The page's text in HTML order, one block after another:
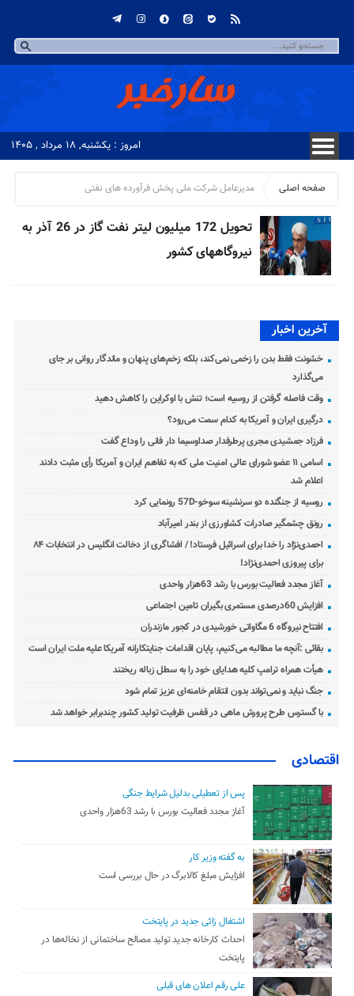
امروز : یکشنبه, ۱۸ مرداد , ۱۴۰۵
صفحه اصلی مدیرعامل شرکت ملی پخش فرآورده های نفتی
تحویل 172 میلیون لیتر نفت گاز در 26 آذر به
نیروگاههای کشور
آخرین اخبار
خشونت فقط بدن را زخمی نمی‌کند، بلکه زخم‌های پنهان و ماندگار روانی بر جای
می‌گذارد
وقت فاصله گرفتن از روسیه است؛ تنش با اوکراین را کاهش دهید
درگیری ایران و آمریکا به کدام سمت می‌رود؟
فرزاد جمشیدی مجری پرطرفدار صداوسیما دار فانی را وداع گفت
اسامی ۱۱ عضو شورای عالی امنیت ملی که به تفاهم ایران و آمریکا رأی مثبت دادند
اعلام شد
روسیه از جنگنده دو سرنشینه سوخو-57D رونمایی کرد
رونق چشمگیر صادرات کشاورزی از بندر امیرآباد
احمدی‌نژاد را خدا برای اسرائیل فرستاد! / افشاگری از دخالت انگلیس در انتخابات ۸۴
برای پیروزی احمدی‌نژاد!
آغاز مجدد فعالیت بورس با رشد 63هزار واحدی
افزایش 60درصدی مستمری بگیران تامین اجتماعی
افتتاح نیروگاه 6 مگاواتی خورشیدی در کجور مازندران
بقائی :آنچه ما مطالبه می‌کنیم، پایان اقدامات جنایتکارانه آمریکا علیه ملت ایران است
هیأت همراه ترامپ کلیه هدایای خود را به سطل زباله ریختند
جنگ نباید و نمی‌تواند بدون انتقام خامنه‌ای عزیز تمام شود
با گسترس طرح پرورش ماهی در قفس ظرفیت تولید کشور چندبرابر خواهد شد
اقتصادی
پس از تعطیلی بدلیل شرایط جنگی
آغاز مجدد فعالیت بورس با رشد 63هزار واحدی
به گفته وزیر کار
افزایش مبلغ کالابرگ در حال بررسی است
اشتغال زائی جدید در پایتخت
احداث کارخانه جدید تولید مصالح ساختمانی از نخاله‌ها در
پایتخت
علی رقم اعلان های قبلی